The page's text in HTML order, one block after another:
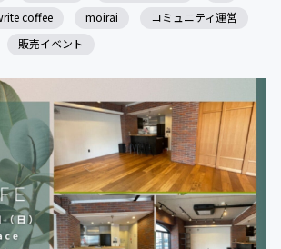
coffee moirai
コミュニティ運営
販売イベント